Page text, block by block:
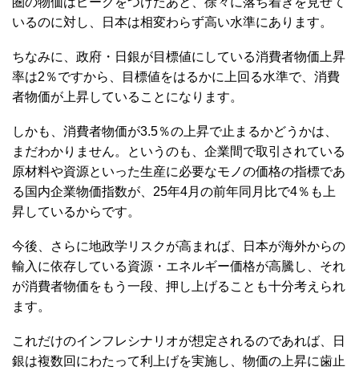
いるのに対し、日本は相変わらず高い水準にあります。
ちなみに、政府・日銀が目標値にしている消費者物価上昇
率は2％ですから、目標値をはるかに上回る水準で、消費
者物価が上昇していることになります。
しかも、消費者物価が3.5％の上昇で止まるかどうかは、
まだわかりません。というのも、企業間で取引されている
原材料や資源といった生産に必要なモノの価格の指標であ
る国内企業物価指数が、25年4月の前年同月比で4％も上
昇しているからです。
今後、さらに地政学リスクが高まれば、日本が海外からの
輸入に依存している資源・エネルギー価格が高騰し、それ
が消費者物価をもう一段、押し上げることも十分考えられ
ます。
これだけのインフレシナリオが想定されるのであれば、日
銀は複数回にわたって利上げを実施し、物価の上昇に歯止